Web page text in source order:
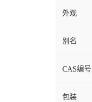
外观
别名
CAS编号
包装